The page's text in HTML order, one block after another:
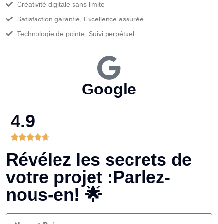
Créativité digitale sans limite
Satisfaction garantie, Excellence assurée
Technologie de pointe, Suivi perpétuel
Google
4.9
Révélez les secrets de
votre projet :Parlez-
nous-en! 🌟